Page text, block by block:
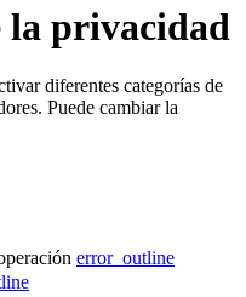
la privacidad
diferentes categorías de
Puede cambiar la
error_outline